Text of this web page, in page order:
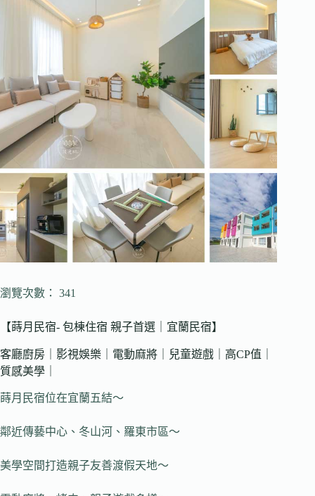
瀏覽次數： 341
【蒔月民宿- 包棟住宿 親子首選｜宜蘭民宿】
客廳廚房｜影視娛樂｜電動麻將｜兒童遊戲｜高CP值｜
質感美學｜
蒔月民宿位在宜蘭五結～
鄰近傳藝中心、冬山河、羅東市區～
美學空間打造親子友善渡假天地～